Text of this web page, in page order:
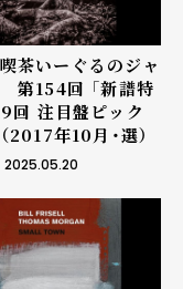
茶いーぐるのジャ
第154回 「新譜特
回 注目盤ピック
2017年10月・選）
2025.05.20